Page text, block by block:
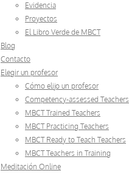
Evidencia
Proyectos
El Libro Verde de MBCT
Blog
Contacto
Elegir un profesor
Cómo elijo un profesor
Competency-assessed Teachers
MBCT Trained Teachers
MBCT Practicing Teachers
MBCT Ready to Teach Teachers
MBCT Teachers in Training
Meditación Online